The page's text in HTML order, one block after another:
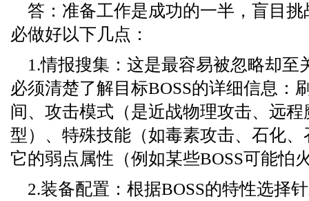
答：准备工作是成功的一半，盲目
必做好以下几点：
1.情报搜集：这是最容易被忽略却至
必须清楚了解目标BOSS的详细信息：
间、攻击模式（是近战物理攻击、远
型）、特殊技能（如毒素攻击、石化
它的弱点属性（例如某些BOSS可能怕
2.装备配置：根据BOSS的特性选择